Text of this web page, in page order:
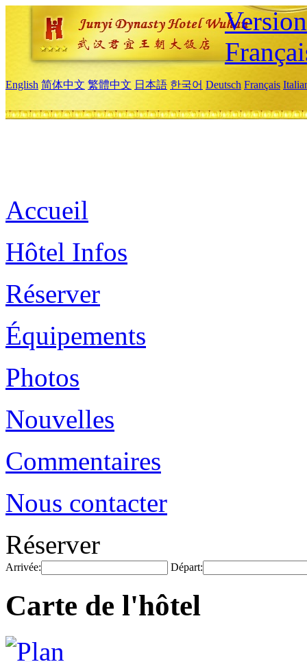
English 简体中文 繁體中文 日本語 한국어 Deutsch Français
Accueil
Hôtel Infos
Réserver
Équipements
Photos
Nouvelles
Commentaires
Nous contacter
Réserver
Arrivée: Départ:
Carte de l'hôtel